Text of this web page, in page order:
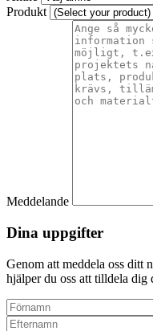
Produkt
Meddelande
Dina uppgifter
Genom att meddela oss ditt
hjälper du oss att tilldela dig